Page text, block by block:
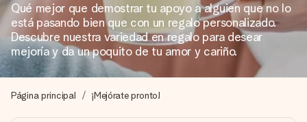
4,5 (basado en +15.000 opiniones)
Nuestros regalos inspiran. Los clientes nos dan un 4,5 en
Google Reviews.
Qué mejor que demostrar tu apoyo a alguien que no lo
está pasando bien que con un regalo personalizado.
Descubre nuestra variedad en regalo para desear
mejoría y da un poquito de tu amor y cariño.
Página principal ¡Mejórate pronto!